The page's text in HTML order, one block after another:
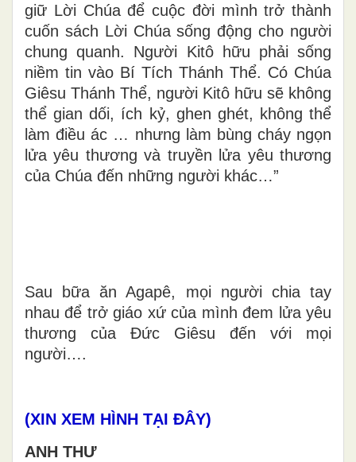
giữ Lời Chúa để cuộc đời mình trở thành
cuốn sách Lời Chúa sống động cho người
chung quanh. Người Kitô hữu phải sống
niềm tin vào Bí Tích Thánh Thể. Có Chúa
Giêsu Thánh Thể, người Kitô hữu sẽ không
thể gian dối, ích kỷ, ghen ghét, không thể
làm điều ác … nhưng làm bùng cháy ngọn
lửa yêu thương và truyền lửa yêu thương
của Chúa đến những người khác…”
Sau bữa ăn Agapê, mọi người chia tay
nhau để trở giáo xứ của mình đem lửa yêu
thương của Đức Giêsu đến với mọi
người….
(XIN XEM HÌNH TẠI ĐÂY)
ANH THƯ